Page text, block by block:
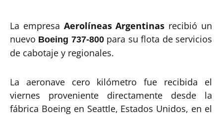
La empresa Aerolíneas Argentinas recibió un
nuevo Boeing 737-800para su flota de servicios
de cabotaje y regionales.
La aeronave cero kilómetro fue recibida el
viernes proveniente directamente desde la
fábrica Boeing en Seattle, Estados Unidos, en el